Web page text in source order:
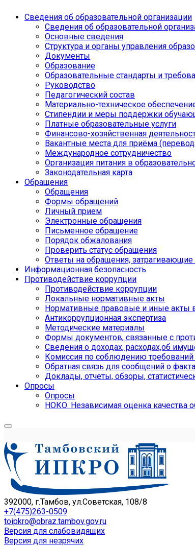
Сведения об образовательной организации
Сведения об образовательной
Основные сведения
Структура и органы управления
Документы
Образование
Образовательные стандарты и
Руководство
Педагогический состав
Материально-техническое
Стипендии и меры поддержки
Платные образовательные услуги
Финансово-хозяйственная
Вакантные места для приёма
Международное сотрудничество
Организация питания в
Законодательная карта
Обращения
Обращения
Формы обращений
Личный прием
Электронные обращения
Письменное обращение
Порядок обжалования
Проверить статус обращения
Ответы на обращения,
Информационная безопасность
Противодействие коррупции
Противодействие коррупции
Локальные нормативные акты
Нормативные правовые и иные акты
Антикоррупционная экспертиза
Методические материалы
Формы документов, связанные с
Сведения о доходах, расходах,об
Комиссия по соблюдению
Обратная связь для сообщений о
Доклады, отчеты, обзоры,
Опросы
Опросы
НОКО. Независимая оценка качества
392000, г.Тамбов, ул.Советская, 108/8
+7(475)263-0509
toipkro@obraz.tambov.gov.ru
Версия для слабовидящих
Версия для незрячих